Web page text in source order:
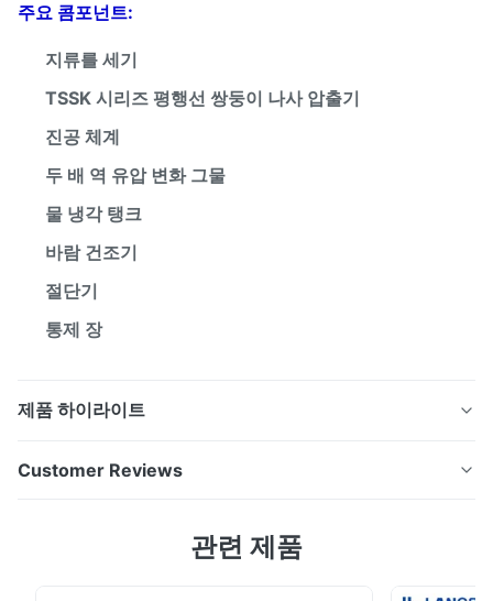
주요 콤포넌트:
지류를 세기
TSSK 시리즈 평행선 쌍둥이 나사 압출기
진공 체계
두 배 역 유압 변화 그물
물 냉각 탱크
바람 건조기
절단기
통제 장
제품 하이라이트
병을 귀여워하십시오 장비를 재생하는 병을 귀여워해 (분
회사, 통합에 의해, 디자인 연구되고의 제조됩니다 유럽 기
Customer Reviews
Based on 50 reviews recently
100%
관련 제품